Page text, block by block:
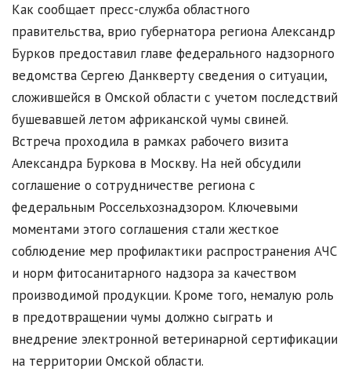
Как сообщает пресс-служба областного
правительства, врио губернатора региона Александр
Бурков предоставил главе федерального надзорного
ведомства Сергею Данкверту сведения о ситуации,
сложившейся в Омской области с учетом последствий
бушевавшей летом африканской чумы свиней.
Встреча проходила в рамках рабочего визита
Александра Буркова в Москву. На ней обсудили
соглашение о сотрудничестве региона с
федеральным Россельхознадзором. Ключевыми
моментами этого соглашения стали жесткое
соблюдение мер профилактики распространения АЧС
и норм фитосанитарного надзора за качеством
производимой продукции. Кроме того, немалую роль
в предотвращении чумы должно сыграть и
внедрение электронной ветеринарной сертификации
на территории Омской области.